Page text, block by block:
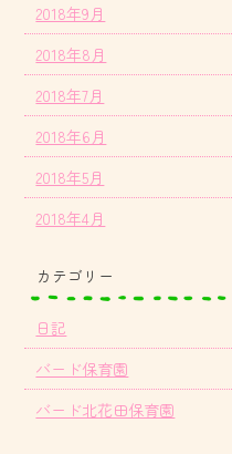
2018年9月
2018年8月
2018年7月
2018年6月
2018年5月
2018年4月
カテゴリー
日記
バード保育園
バード北花田保育園